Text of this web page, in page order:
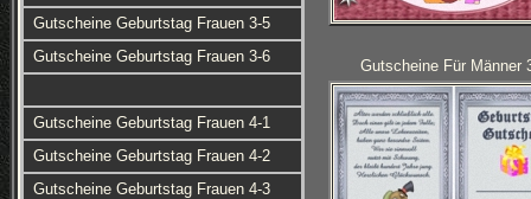
Gutscheine Geburtstag Frauen 3-5
Gutscheine Geburtstag Frauen 3-6
Gutscheine Geburtstag Frauen 4-1
Gutscheine Geburtstag Frauen 4-2
Gutscheine Geburtstag Frauen 4-3
Gutscheine Für Männer